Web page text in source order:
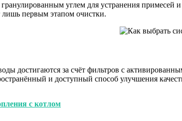
углем для устранения
лишь первым этапом очистки.
достигаются за счёт фильтров с
и доступный способ улучшения
с котлом